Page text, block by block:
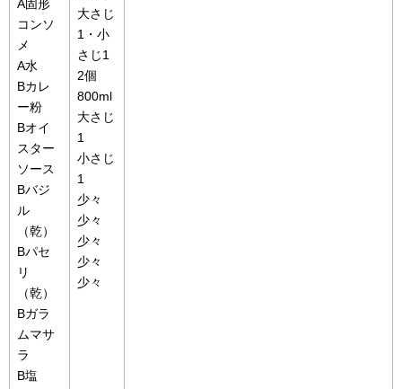
A固形
コンソ
メ
A水
Bカレ
ー粉
Bオイ
スター
ソース
Bバジ
ル
（乾）
Bパセ
リ
（乾）
Bガラ
ムマサ
ラ
B塩
大さじ
1・小
さじ1
2個
800ml
大さじ
1
小さじ
1
少々
少々
少々
少々
少々